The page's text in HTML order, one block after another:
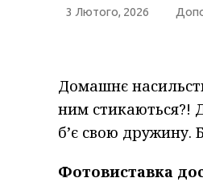
3 Лютого, 2026
Домашнє
ним стикаються?!
б’є свою дружину.
Фотовиставка